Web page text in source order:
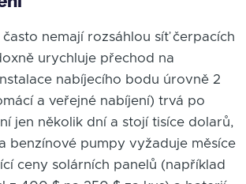
nemají rozsáhlou síť čerpacích
urychluje přechod na
nabíjecího bodu úrovně 2
a veřejné nabíjení) trvá po
jen několik dní a stojí tisíce dolarů,
benzínové pumpy vyžaduje měsíce
ceny solárních panelů (například